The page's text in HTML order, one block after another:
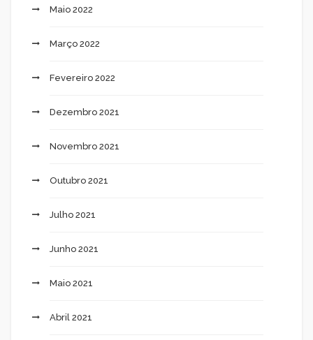
Maio 2022
Março 2022
Fevereiro 2022
Dezembro 2021
Novembro 2021
Outubro 2021
Julho 2021
Junho 2021
Maio 2021
Abril 2021